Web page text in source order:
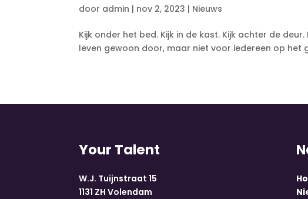
door admin | nov 2, 2023 | Nieuws
Kijk onder het bed. Kijk in de kast. Kijk achter de
leven gewoon door, maar niet voor iedereen op het
Your Talent
W.J. Tuijnstraat 15
1131 ZH Volendam